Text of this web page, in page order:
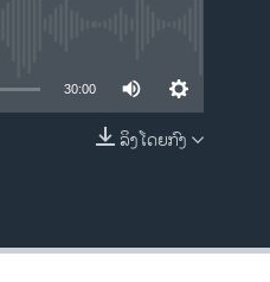
EMBED
30:00
ລິງໂດຍກົງ